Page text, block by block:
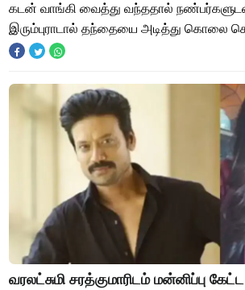
கடன் வாங்கி வைத்து வந்ததால்
இரும்புராடால் தந்தையை அடித்து கொலை
. இந்த கொலையை மனைவியும் மகளும்
வரலட்சுமி சரத்குமாரிடம் மன்னிப்பு